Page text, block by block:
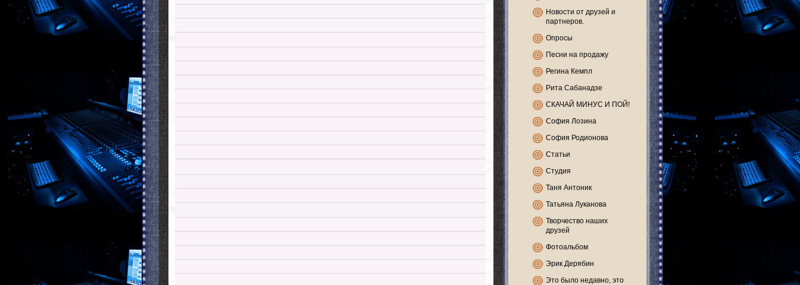
Новости от друзей и
партнеров.
Опросы
Песни на продажу
Регина Кемпл
Рита Сабанадзе
СКАЧАЙ МИНУС И ПОЙ!
София Лозина
София Родионова
Статьи
Студия
Таня Антоник
Татьяна Луканова
Творчество наших
друзей
Фотоальбом
Эрик Дерябин
Это было недавно, это